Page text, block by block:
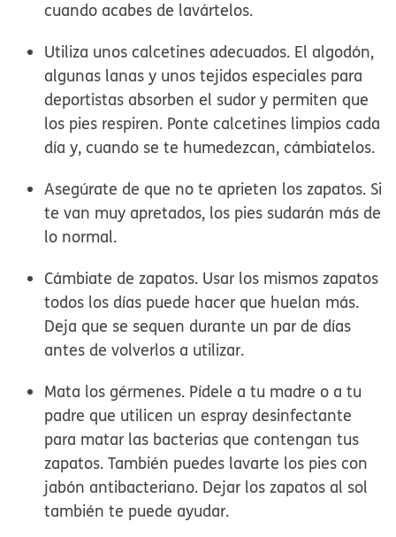
cuando acabes de lavártelos.
Utiliza unos calcetines adecuados. El algodón,
algunas lanas y unos tejidos especiales para
deportistas absorben el sudor y permiten que
los pies respiren. Ponte calcetines limpios cada
día y, cuando se te humedezcan, cámbiatelos.
Asegúrate de que no te aprieten los zapatos. Si
te van muy apretados, los pies sudarán más de
lo normal.
Cámbiate de zapatos. Usar los mismos zapatos
todos los días puede hacer que huelan más.
Deja que se sequen durante un par de días
antes de volverlos a utilizar.
Mata los gérmenes. Pídele a tu madre o a tu
padre que utilicen un espray desinfectante
para matar las bacterias que contengan tus
zapatos. También puedes lavarte los pies con
jabón antibacteriano. Dejar los zapatos al sol
también te puede ayudar.